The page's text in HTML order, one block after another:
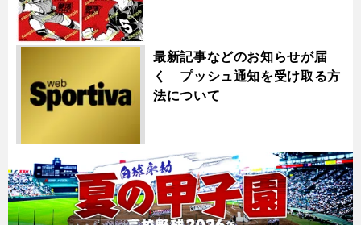
最新記事などのお知らせが届
く プッシュ通知を受け取る方
法について